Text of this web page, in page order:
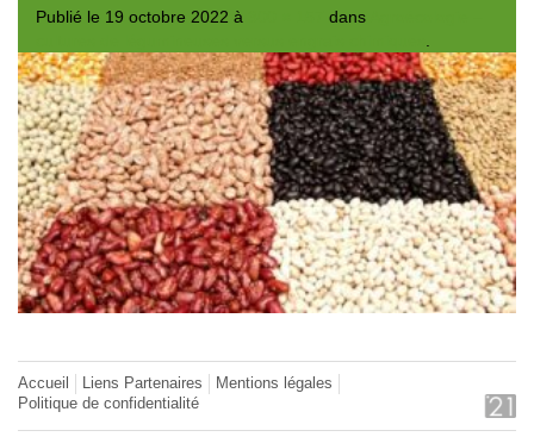
Publié le 19 octobre 2022 à dans
Accueil Liens Partenaires
Mentions légales
Politique de confidentialité